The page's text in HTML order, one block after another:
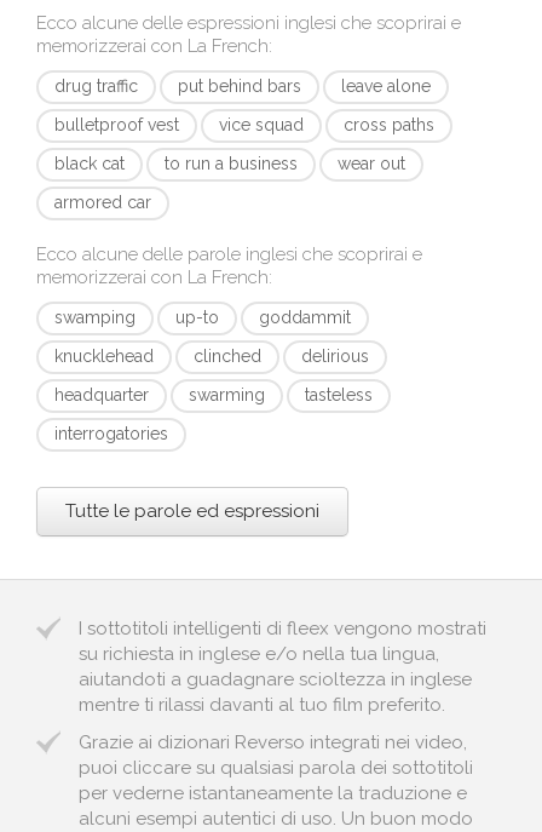
Ecco alcune delle espressioni inglesi che scoprirai e
memorizzerai con La French:
drug traffic put behind bars
leave alone
bulletproof vest
vice squad
cross paths
black cat
to run a business
wear out
armored car
Ecco alcune delle parole inglesi che scoprirai e
memorizzerai con La French:
swamping up-to
goddammit
knucklehead
clinched
delirious
headquarter
swarming
tasteless
interrogatories
Tutte le parole ed espressioni
I sottotitoli intelligenti di fleex vengono mostrati
su richiesta in inglese e/o nella tua lingua,
aiutandoti a guadagnare scioltezza in inglese
mentre ti rilassi davanti al tuo film preferito.
Grazie ai dizionari Reverso integrati nei video,
puoi cliccare su qualsiasi parola dei sottotitoli
per vederne istantaneamente la traduzione e
alcuni esempi autentici di uso. Un buon modo